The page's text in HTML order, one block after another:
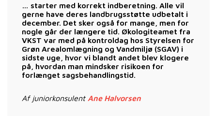
… starter med korrekt indberetning. Alle vil
gerne have deres landbrugsstøtte udbetalt i
december. Det sker også for mange, men for
nogle går der længere tid. Økologiteamet fra
VKST var med på kontroldag hos Styrelsen for
Grøn Arealomlægning og Vandmiljø (SGAV) i
sidste uge, hvor vi blandt andet blev klogere
på, hvordan man mindsker risikoen for
forlænget sagsbehandlingstid.
Af juniorkonsulent Ane Halvorsen